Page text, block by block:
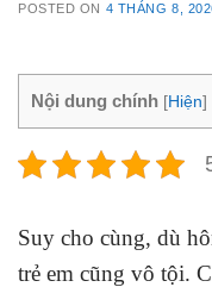
POSTED ON 4 THÁNG 8,
Nội dung chính [Hiện]
Suy cho cùng, dù
trẻ em cũng vô tội.